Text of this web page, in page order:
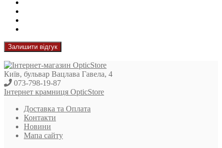
Залишити відгук
Київ, бульвар Вацлава Гавела, 4
073-798-19-87
Інтернет крамниця OpticStore
Доставка та Оплата
Контакти
Новини
Мапа сайту